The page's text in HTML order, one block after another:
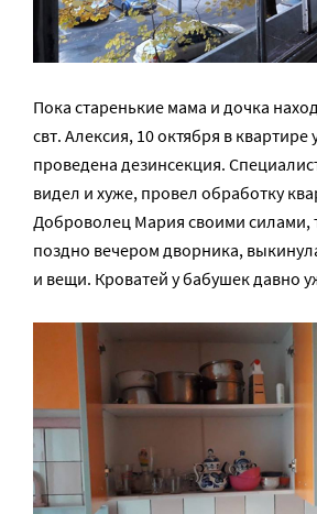
Пока старенькие мама и дочка
свт. Алексия, 10 октября в
проведена дезинсекция.
видел и хуже, провел обработку
Доброволец Мария своими силами,
поздно вечером дворника,
и вещи. Кроватей у бабушек давно